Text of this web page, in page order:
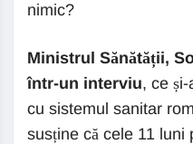
nimic?
Ministrul Sănătății,
într-un interviu, ce
cu sistemul sanitar
susține că cele 11 luni